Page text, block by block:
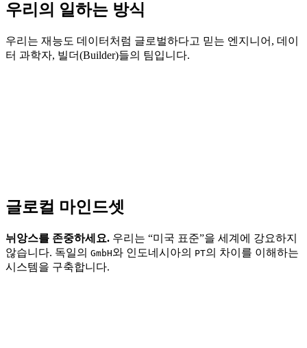
우리의 일하는 방식
우리는 재능도 데이터처럼 글로벌하다고 믿는 엔지니어, 데이
터 과학자, 빌더(Builder)들의 팀입니다.
글로컬 마인드셋
뉘앙스를 존중하세요. 우리는 “미국 표준”을 세계에 강요하지
않습니다. 독일의 GmbH와 인도네시아의 PT의 차이를 이해하는
시스템을 구축합니다.